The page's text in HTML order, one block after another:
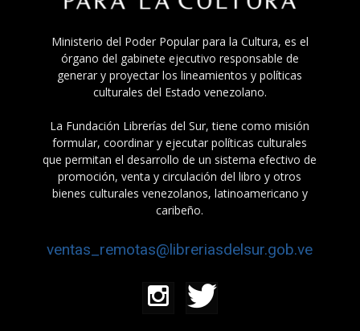
Ministerio del Poder Popular para la Cultura, es el
órgano del gabinete ejecutivo responsable de
generar y proyectar los lineamientos y políticas
culturales del Estado venezolano.
La Fundación Librerías del Sur, tiene como misión
formular, coordinar y ejecutar políticas culturales
que permitan el desarrollo de un sistema efectivo de
promoción, venta y circulación del libro y otros
bienes culturales venezolanos, latinoamericano y
caribeño.
ventas_remotas@libreriasdelsur.gob.ve